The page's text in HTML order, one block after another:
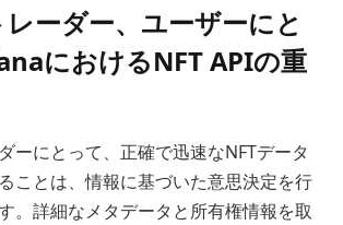
ーダー、ユーザーにと
におけるNFT APIの重
ーにとって、正確で迅速なNFTデータ
ことは、情報に基づいた意思決定を行
。詳細なメタデータと所有権情報を取